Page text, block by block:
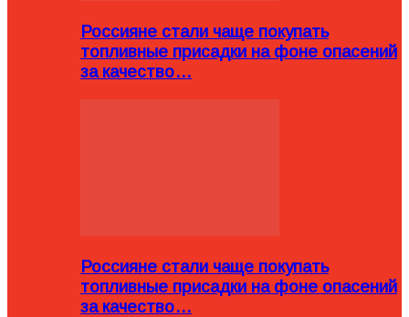
Россияне стали чаще покупать
топливные присадки на фоне опасений
за качество…
Россияне стали чаще покупать
топливные присадки на фоне опасений
за качество…